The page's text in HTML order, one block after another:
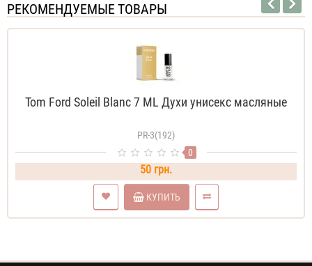
РЕКОМЕНДУЕМЫЕ ТОВАРЫ
Tom Ford Soleil Blanc 7 ML Духи унисекс масляные
PR-3(192)
0
50 грн.
КУПИТЬ